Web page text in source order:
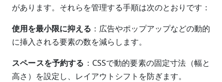
があります。それらを管理する手順は次のとおりです：
使用を最小限に抑える ：広告やポップアップなどの動的
に挿入される要素の数を減らします。
スペースを予約する ：CSSで動的要素の固定寸法（幅と
高さ）を設定し、レイアウトシフトを防ぎます。